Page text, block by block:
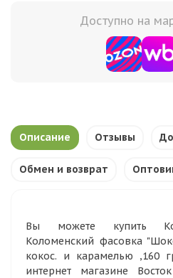
Доступно на
Описание Отзывы
Обмен и возврат
Вы можете купить
Коломенский фасовка
кокос. и карамелью ,160
интернет магазине